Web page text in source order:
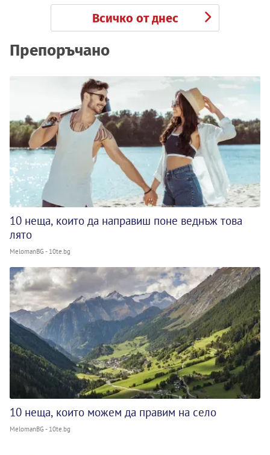
Всичко от днес
Препоръчано
10 неща, които да направиш поне веднъж това
лято
MelomanBG - 10te.bg
10 неща, които можем да правим на село
MelomanBG - 10te.bg